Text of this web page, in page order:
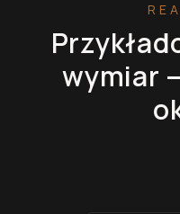
wymiar